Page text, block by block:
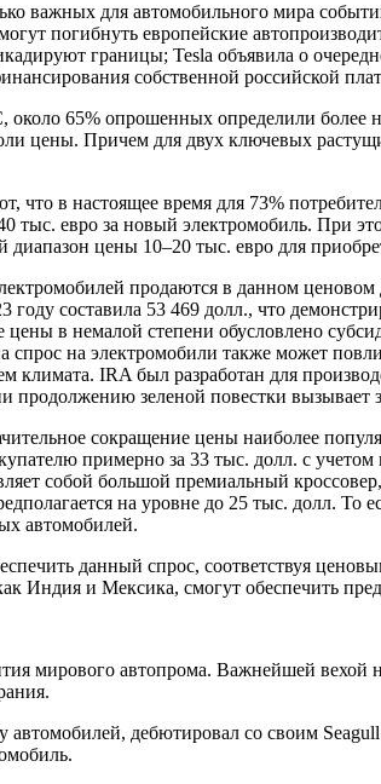
важных для автомобильного мира
погибнуть европейские
границы; Tesla объявила о
собственной российской
65% опрошенных определили более
цены. Причем для двух ключевых
что в настоящее время для 73%
тыс. евро за новый электромобиль. При
цены 10–20 тыс. евро для
продаются в данном
составила 53 469 долл., что
в немалой степени обусловлено
на электромобили также может
климата. IRA был разработан для
продолжению зеленой повестки вызывает
сокращение цены наиболее
примерно за 33 тыс. долл. с
собой большой премиальный
на уровне до 25 тыс. долл.
автомобилей.
данный спрос, соответствуя
Индия и Мексика, смогут обеспечить
мирового автопрома. Важнейшей
автомобилей, дебютировал со своим